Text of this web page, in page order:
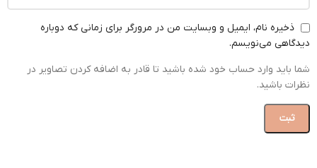
ذخیره نام، ایمیل و وبسایت من در مرورگر برای زمانی که دوباره
دیدگاهی می‌نویسم.
شما باید وارد حساب خود شده باشید تا قادر به اضافه کردن تصاویر در
نظرات باشید.